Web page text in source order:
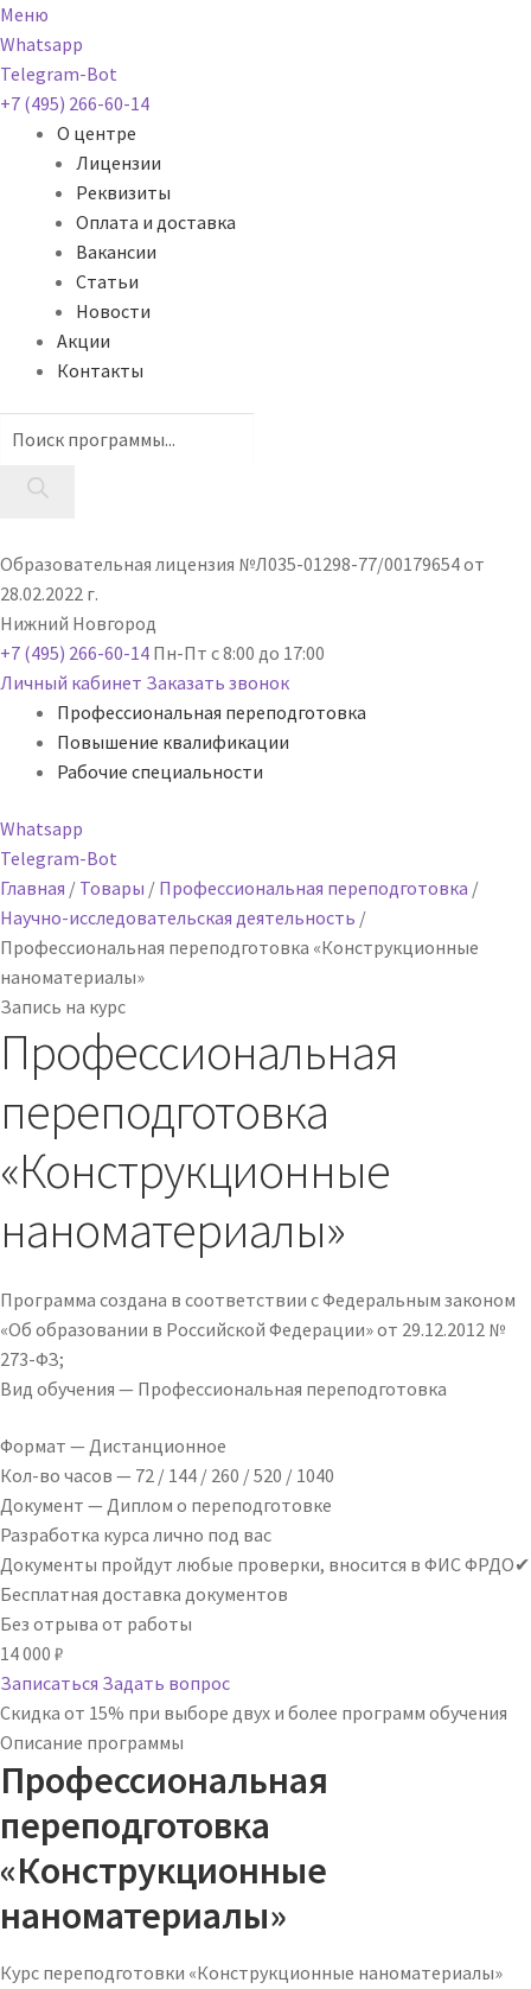
Меню
Whatsapp
Telegram-Bot
+7 (495) 266-60-14
О центре
Лицензии
Реквизиты
Оплата и доставка
Вакансии
Статьи
Новости
Акции
Контакты
Образовательная лицензия №Л035-01298-77/00179654 от
28.02.2022 г.
Нижний Новгород
+7 (495) 266-60-14 Пн-Пт с 8:00 до 17:00
Личный кабинет Заказать звонок
Профессиональная переподготовка
Повышение квалификации
Рабочие специальности
Whatsapp
Telegram-Bot
Главная / Товары / Профессиональная переподготовка /
Научно-исследовательская деятельность /
Профессиональная переподготовка «Конструкционные
наноматериалы»
Запись на курс
Профессиональная
переподготовка
«Конструкционные
наноматериалы»
Программа создана в соответствии с Федеральным законом
«Об образовании в Российской Федерации» от 29.12.2012 №
273-ФЗ;
Вид обучения — Профессиональная переподготовка
Формат — Дистанционное
Кол-во часов — 72 / 144 / 260 / 520 / 1040
Документ — Диплом о переподготовке
Разработка курса лично под вас
Документы пройдут любые проверки, вносится в ФИС ФРДО✔
Бесплатная доставка документов
Без отрыва от работы
14 000 ₽
Записаться Задать вопрос
Скидка от 15% при выборе двух и более программ обучения
Описание программы
Профессиональная
переподготовка
«Конструкционные
наноматериалы»
Курс переподготовки «Конструкционные наноматериалы»